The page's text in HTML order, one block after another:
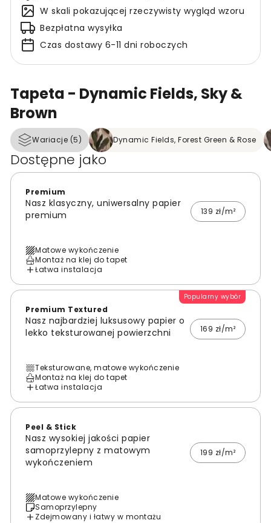
Tapeta - Dynamic Fields, Sky &
Brown
Wariacje (5) Dynamic Fields, Forest Green & Rose
Dostępne jako
Premium
Nasz klasyczny, uniwersalny papier
premium
139 zł/m²
Matowe wykończenie
Montaż na klej do tapet
Łatwa instalacja
Popularny wybór
Premium Textured
Nasz najbardziej luksusowy papier o
lekko teksturowanej powierzchni
169 zł/m²
Teksturowane, matowe wykończenie
Montaż na klej do tapet
Łatwa instalacja
Peel & Stick
Nasz wysokiej jakości papier
samoprzylepny z matowym
wykończeniem
199 zł/m²
Matowe wykończenie
Samoprzylepny
Zdejmowany i łatwy w montażu
W skali pokazującej rzeczywisty wygląd wzoru
Bezpłatna wysyłka
Czas dostawy 6-11 dni roboczych